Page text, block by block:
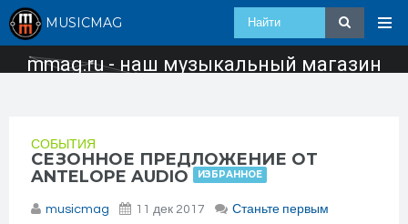
MUSICMAG
mmag.ru - наш музыкальный магазин
СОБЫТИЯ
СЕЗОННОЕ ПРЕДЛОЖЕНИЕ ОТ
ANTELOPE AUDIO
ИЗБРАННОЕ
musicmag 11 дек 2017
Станьте первым